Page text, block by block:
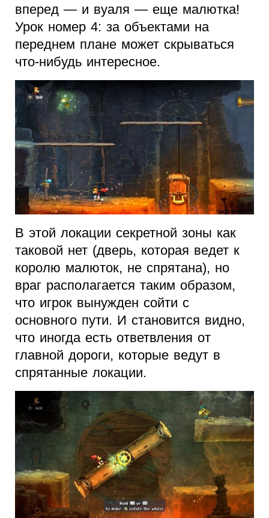
вперед — и вуаля — еще малютка!
Урок номер 4: за объектами на
переднем плане может скрываться
что-нибудь интересное.
В этой локации секретной зоны как
таковой нет (дверь, которая ведет к
королю малюток, не спрятана), но
враг располагается таким образом,
что игрок вынужден сойти с
основного пути. И становится видно,
что иногда есть ответвления от
главной дороги, которые ведут в
спрятанные локации.